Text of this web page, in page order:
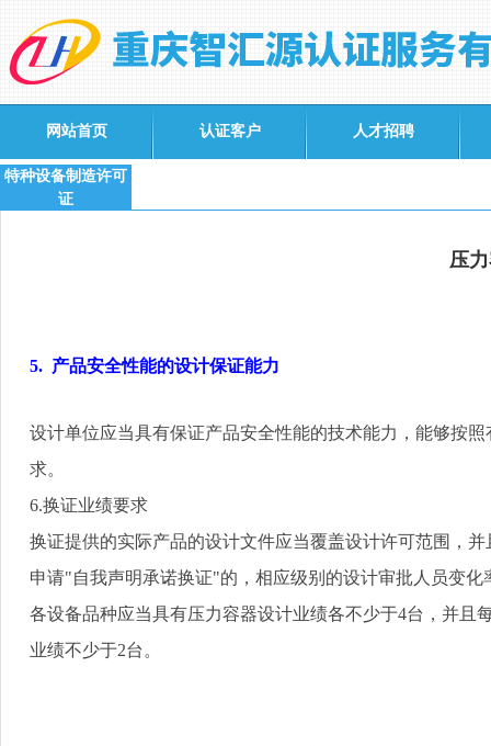
网站首页 认证客户 人才招聘
特种设备制造许可
证
压
5. 产品安全性能的设计保证能力
设计单位应当具有保证产品安全性能的技术能力，能够按
求。
6.换证业绩要求
换证提供的实际产品的设计文件应当覆盖设计许可范围，
申请"自我声明承诺换证"的，相应级别的设计审批人员变化
各设备品种应当具有压力容器设计业绩各不少于4台，并且
业绩不少于2台。